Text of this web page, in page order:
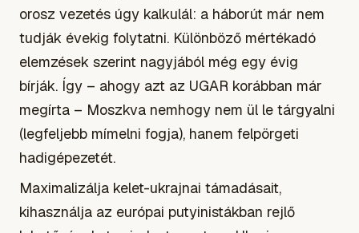
orosz vezetés úgy kalkulál: a háborút már nem
tudják évekig folytatni. Különböző mértékadó
elemzések szerint nagyjából még egy évig
bírják. Így – ahogy azt az UGAR korábban már
megírta – Moszkva nemhogy nem ül le tárgyalni
(legfeljebb mímelni fogja), hanem felpörgeti
hadigépezetét.
Maximalizálja kelet-ukrajnai támadásait,
kihasználja az európai putyinistákban rejlő